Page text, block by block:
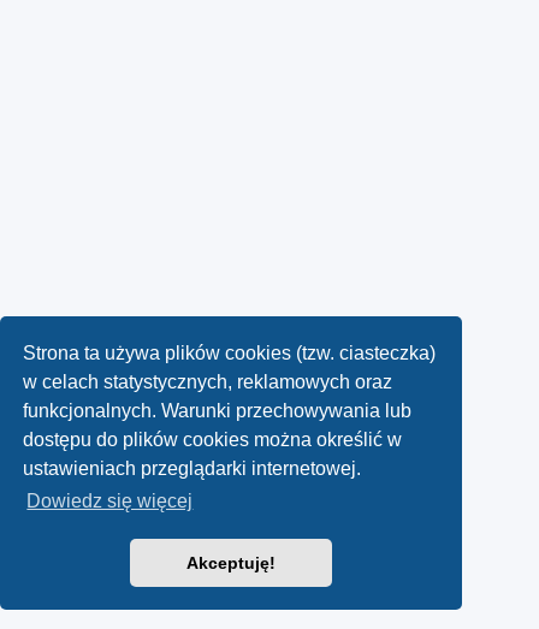
Strona ta używa plików cookies (tzw. ciasteczka)
w celach statystycznych, reklamowych oraz
funkcjonalnych. Warunki przechowywania lub
dostępu do plików cookies można określić w
ustawieniach przeglądarki internetowej.
Dowiedz się więcej
Akceptuję!